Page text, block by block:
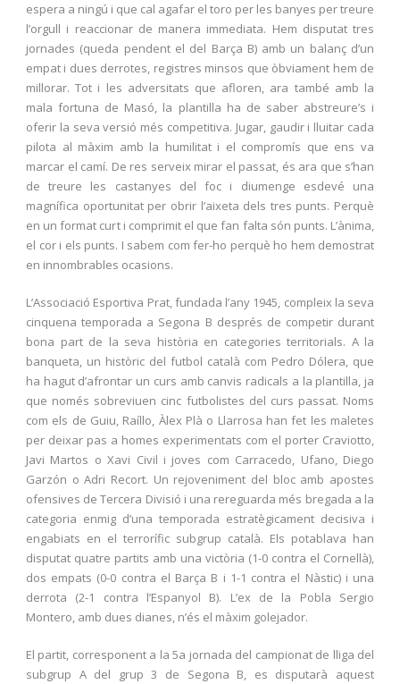
espera a ningú i que cal agafar el toro per les banyes per treure
l’orgull i reaccionar de manera immediata. Hem disputat tres
jornades (queda pendent el del Barça B) amb un balanç d’un
empat i dues derrotes, registres minsos que òbviament hem de
millorar. Tot i les adversitats que afloren, ara també amb la
mala fortuna de Masó, la plantilla ha de saber abstreure’s i
oferir la seva versió més competitiva. Jugar, gaudir i lluitar cada
pilota al màxim amb la humilitat i el compromís que ens va
marcar el camí. De res serveix mirar el passat, és ara que s’han
de treure les castanyes del foc i diumenge esdevé una
magnífica oportunitat per obrir l’aixeta dels tres punts. Perquè
en un format curt i comprimit el que fan falta són punts. L’ànima,
el cor i els punts. I sabem com fer-ho perquè ho hem demostrat
en innombrables ocasions.
L’Associació Esportiva Prat, fundada l’any 1945, compleix la seva
cinquena temporada a Segona B després de competir durant
bona part de la seva història en categories territorials. A la
banqueta, un històric del futbol català com Pedro Dólera, que
ha hagut d’afrontar un curs amb canvis radicals a la plantilla, ja
que només sobreviuen cinc futbolistes del curs passat. Noms
com els de Guiu, Raíllo, Àlex Plà o Llarrosa han fet les maletes
per deixar pas a homes experimentats com el porter Craviotto,
Javi Martos o Xavi Civil i joves com Carracedo, Ufano, Diego
Garzón o Adri Recort. Un rejoveniment del bloc amb apostes
ofensives de Tercera Divisió i una rereguarda més bregada a la
categoria enmig d’una temporada estratègicament decisiva i
engabiats en el terrorífic subgrup català. Els potablava han
disputat quatre partits amb una victòria (1-0 contra el Cornellà),
dos empats (0-0 contra el Barça B i 1-1 contra el Nàstic) i una
derrota (2-1 contra l’Espanyol B). L’ex de la Pobla Sergio
Montero, amb dues dianes, n’és el màxim golejador.
El partit, corresponent a la 5a jornada del campionat de lliga del
subgrup A del grup 3 de Segona B, es disputarà aquest